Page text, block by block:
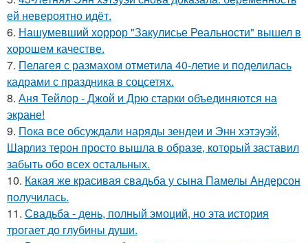
ей невероятно идёт.
6. Нашумевший хоррор "Закулисье Реальности" вышел в
хорошем качестве.
7. Пелагея с размахом отметила 40-летие и поделилась
кадрами с праздника в соцсетях.
8. Аня Тейлор - Джой и Дрю старки объединяются на
экране!
9. Пока все обсуждали наряды зендеи и Энн хэтэуэй,
Шарлиз терон просто вышла в образе, который заставил
забыть обо всех остальных.
10. Какая же красивая свадьба у сына Памелы Андерсон
получилась.
11. Свадьба - день, полный эмоций, но эта история
трогает до глубины души.